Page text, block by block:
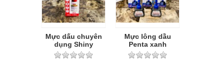
Mực dấu chuyên
dụng Shiny
Mực lông dầu
Penta xanh